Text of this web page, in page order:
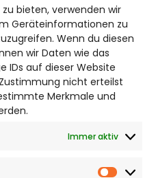
bieten, verwenden wir
Geräteinformationen zu
Wenn du diesen
wir Daten wie das
IDs auf dieser Website
nicht erteilst
Merkmale und
Immer aktiv
FÜR